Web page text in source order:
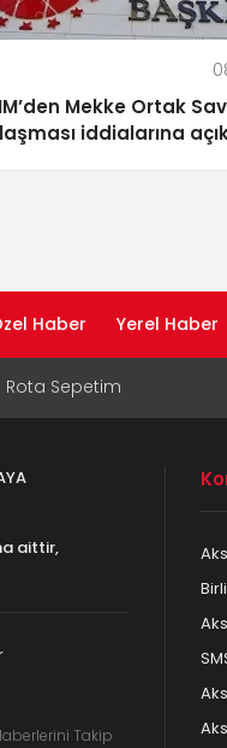
Mekke Ortak
iddialarına
Haber Yerel Haber
Rota Sepetim
ve Yapay Zeka
Başladı | Hızlı ve Akıllı
aittir,
Takip